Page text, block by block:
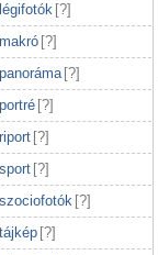
légifotók [?]
makró [?]
panoráma [?]
portré [?]
riport [?]
sport [?]
szociofotók [?]
tájkép [?]